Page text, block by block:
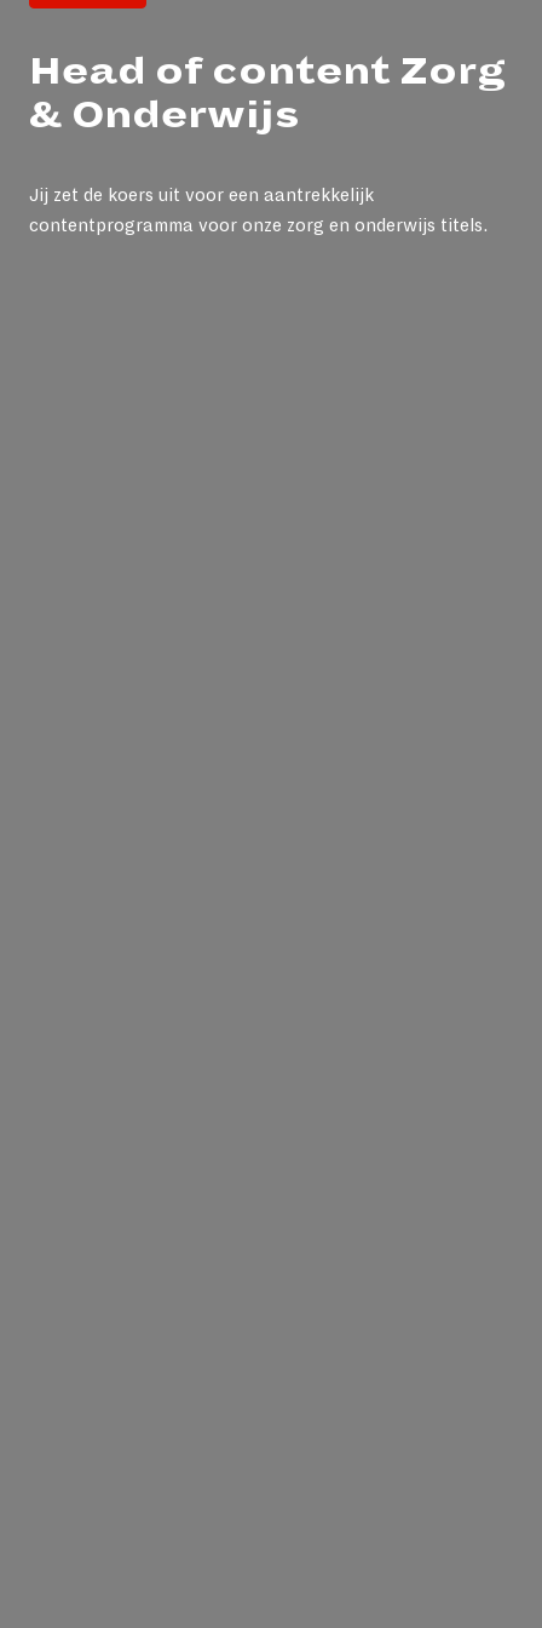
Head of content Zorg
& Onderwijs
Jij zet de koers uit voor een aantrekkelijk
contentprogramma voor onze zorg en onderwijs titels.